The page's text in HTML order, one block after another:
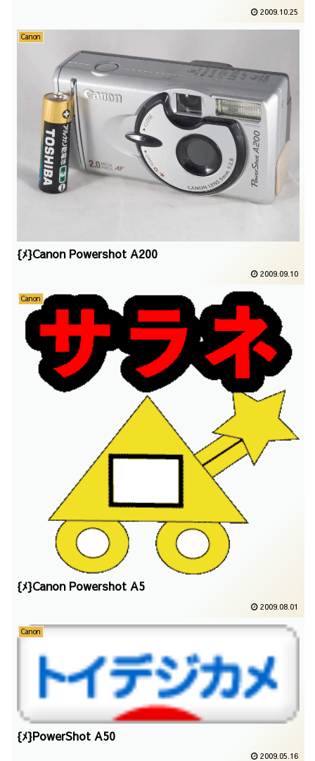
2009.10.25
Canon
{ﾒ}Canon Powershot A200
2009.09.10
Canon
{ﾒ}Canon Powershot A5
2009.08.01
Canon
{ﾒ}PowerShot A50
2009.05.16